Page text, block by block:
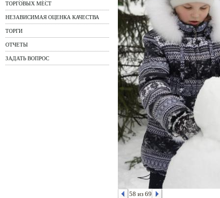
ТОРГОВЫХ МЕСТ
НЕЗАВИСИМАЯ ОЦЕНКА КАЧЕСТВА
ТОРГИ
ОТЧЕТЫ
ЗАДАТЬ ВОПРОС
58 из 69